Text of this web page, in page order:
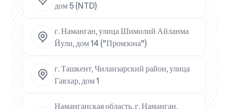
дом 5 (NTD)
г. Наманган, улица Шимолий Айланма
Йули, дом 14 ("Промзона")
г. Ташкент, Чиланзарский район, улица
Гавхар, дом 1
Наманганская область, г. Наманган,